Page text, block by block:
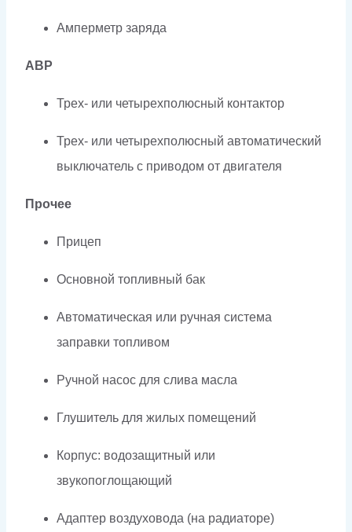
Амперметр заряда
АВР
Трех- или четырехполюсный контактор
Трех- или четырехполюсный автоматический
выключатель с приводом от двигателя
Прочее
Прицеп
Основной топливный бак
Автоматическая или ручная система
заправки топливом
Ручной насос для слива масла
Глушитель для жилых помещений
Корпус: водозащитный или
звукопоглощающий
Адаптер воздуховода (на радиаторе)